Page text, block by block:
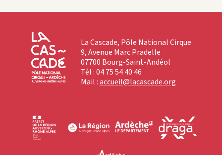
La Cascade, Pôle National Cirque
9, Avenue Marc Pradelle
07700 Bourg-Saint-Andéol
Tél : 04 75 54 40 46
Mail :accueil@lacascade.org